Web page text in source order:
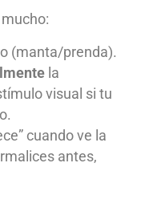
(manta/prenda).
la
visual si tu
cuando ve la
antes,